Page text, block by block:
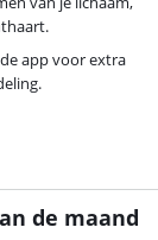
app voor extra
de maand